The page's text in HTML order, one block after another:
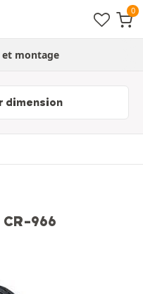
et montage
dimension
CR-966